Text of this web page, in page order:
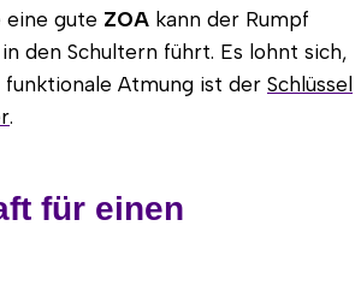
eine gute ZOA kann der Rumpf
den Schultern führt. Es lohnt sich,
Atmung ist der Schlüssel
.
für einen